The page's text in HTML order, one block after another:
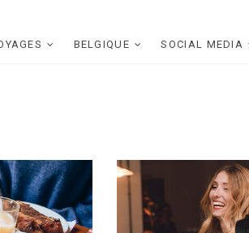
SUCHAGIRL
BELGIQUE SOCIAL MEDIA